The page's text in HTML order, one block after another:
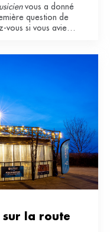
vous a donné
question de
vous si vous aviez
sur la route